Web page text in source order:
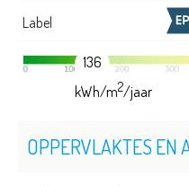
Label
136
kWh/m2/jaar
OPPERVLAKTES EN